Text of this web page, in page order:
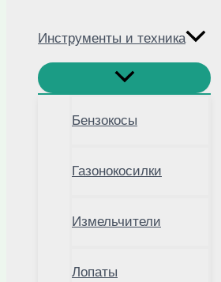
Инструменты и техника
Бензокосы
Газонокосилки
Измельчители
Лопаты